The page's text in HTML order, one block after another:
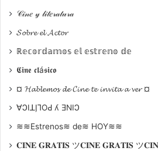
𝒞𝒾𝓃𝑒 𝓎 𝓁𝒾𝓉𝑒𝓇𝒶𝓉𝓊𝓇𝒶
𝓢𝓸𝓫𝓻𝓮 𝓮𝓵 𝓐𝓬𝓽𝓸𝓻
ℝ𝕖𝕔𝕠𝕣𝕕𝕒𝕞𝕠𝕤 𝕖𝕝 𝕖𝕤𝕥𝕣𝕖𝕟𝕠 𝕕𝕖
𝕮𝖎𝖓𝖊 𝖈𝖑á𝖘𝖎𝖈𝖔
¤ 𝓗𝓪𝓫𝓵𝓮𝓶𝓸𝓼 𝓭𝓮 𝓒𝓲𝓷𝓮 𝓽𝓮 𝓲𝓷𝓿𝓲𝓽𝓪 𝓪 𝓿𝓮𝓻 ¤
∀ϽIꓕI̗⅂OԀ ʎ ƎNIϽ
≋≋Estrenos≋ de≋ HOY≋≋
𝐂𝐈𝐍𝐄 𝐆𝐑𝐀𝐓𝐈𝐒 ツ𝐂𝐈𝐍𝐄 𝐆𝐑𝐀𝐓𝐈𝐒 ツ